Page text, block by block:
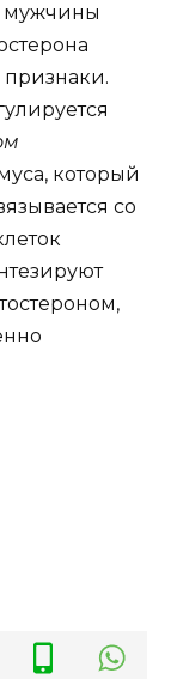
мужчины
который
со